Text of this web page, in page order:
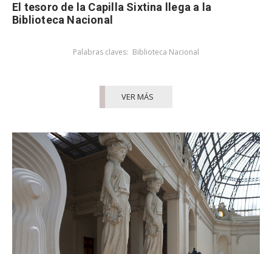
El tesoro de la Capilla Sixtina llega a la
Biblioteca Nacional
Palabras claves: Biblioteca Nacional
VER MÁS